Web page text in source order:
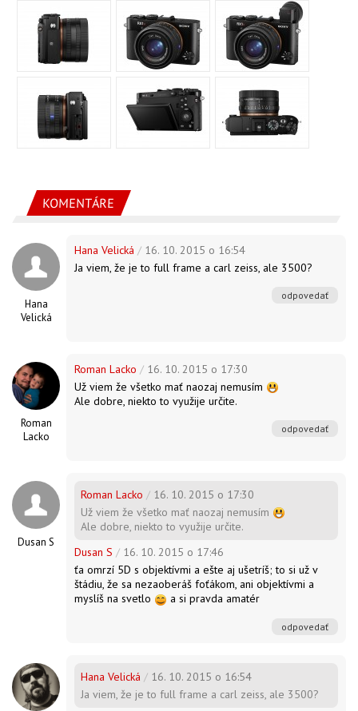
KOMENTÁRE
Hana
Velická
Hana Velická / 16. 10. 2015 o 16:54
Ja viem, že je to full frame a carl zeiss, ale 3500?
odpovedať
Roman
Lacko
Roman Lacko / 16. 10. 2015 o 17:30
Už viem že všetko mať naozaj nemusím
Ale dobre, niekto to využije určite.
odpovedať
Dusan S
Roman Lacko / 16. 10. 2015 o 17:30
Už viem že všetko mať naozaj nemusím
Ale dobre, niekto to využije určite.
Dusan S / 16. 10. 2015 o 17:46
ťa omrzí 5D s objektívmi a ešte aj ušetríš; to si už v
štádiu, že sa nezaoberáš foťákom, ani objektívmi a
myslíš na svetlo
a si pravda amatér
odpovedať
Hana Velická / 16. 10. 2015 o 16:54
Ja viem, že je to full frame a carl zeiss, ale 3500?